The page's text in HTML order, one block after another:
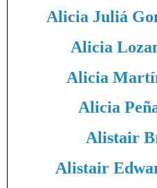
Alicia Juliá
Alicia
Alicia
Alicia
Alistair
Alistair